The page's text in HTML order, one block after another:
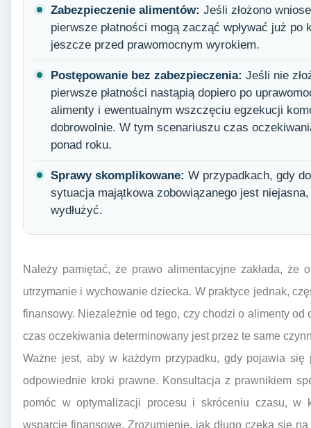
Zabezpieczenie alimentów: Jeśli złożono
pierwsze płatności mogą zacząć wpływać już po
jeszcze przed prawomocnym wyrokiem.
Postępowanie bez zabezpieczenia: Jeśli nie
pierwsze płatności nastąpią dopiero po
alimenty i ewentualnym wszczęciu egzekucji
dobrowolnie. W tym scenariuszu czas
ponad roku.
Sprawy skomplikowane: W przypadkach, gdy
sytuacja majątkowa zobowiązanego jest
wydłużyć.
Należy pamiętać, że prawo alimentacyjne zakłada, że
utrzymanie i wychowanie dziecka. W praktyce jednak,
finansowy. Niezależnie od tego, czy chodzi o alimenty
czas oczekiwania determinowany jest przez te same
Ważne jest, aby w każdym przypadku, gdy pojawia
odpowiednie kroki prawne. Konsultacja z prawnikiem
pomóc w optymalizacji procesu i skróceniu czasu, w
wsparcie finansowe. Zrozumienie, jak długo czeka się